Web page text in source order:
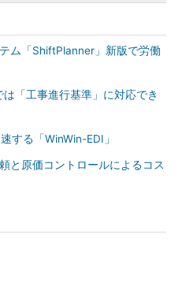
ム「ShiftPlanner」新版で労働
「工事進行基準」に対応でき
する「WinWin-EDI」
と原価コントロールによるコス